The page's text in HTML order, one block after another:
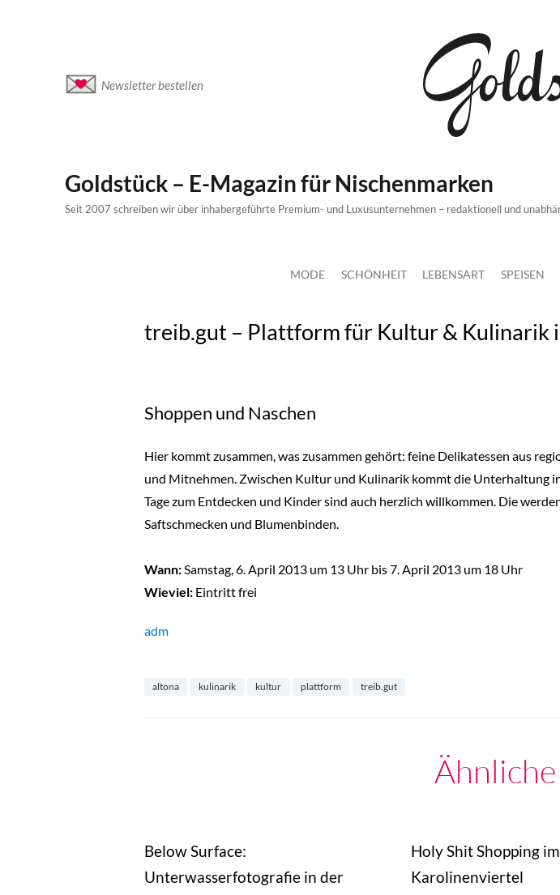
Newsletter bestellen
Goldstück – E-Magazin für Nischenmarken
Seit 2007 schreiben wir über inhabergeführte Premium- und Luxusunternehmen – redaktionell und
MODE SCHÖNHEIT LEBENSART SPEISEN
treib.gut – Plattform für Kultur & Kulinarik
Shoppen und Naschen
Hier kommt zusammen, was zusammen gehört: feine Delikatessen aus
und Mitnehmen. Zwischen Kultur und Kulinarik kommt die Unterhaltung
Tage zum Entdecken und Kinder sind auch herzlich willkommen. Die
Saftschmecken und Blumenbinden.
Wann:Samstag,6. April 2013 um 13 Uhr bis 7. April 2013 um 18 Uhr
Wieviel: Eintritt frei
adm
altona kulinarik kultur plattform treib.gut
Below Surface:
Unterwasserfotografie in der
Holy Shit Shopping im
Karolinenviertel